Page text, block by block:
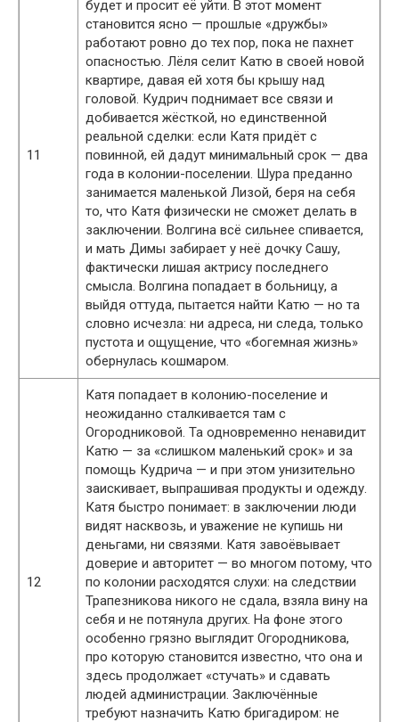
11
будет и просит её уйти. В этот момент
становится ясно — прошлые «дружбы»
работают ровно до тех пор, пока не пахнет
опасностью. Лёля селит Катю в своей новой
квартире, давая ей хотя бы крышу над
головой. Кудрич поднимает все связи и
добивается жёсткой, но единственной
реальной сделки: если Катя придёт с
повинной, ей дадут минимальный срок — два
года в колонии-поселении. Шура преданно
занимается маленькой Лизой, беря на себя
то, что Катя физически не сможет делать в
заключении. Волгина всё сильнее спивается,
и мать Димы забирает у неё дочку Сашу,
фактически лишая актрису последнего
смысла. Волгина попадает в больницу, а
выйдя оттуда, пытается найти Катю — но та
словно исчезла: ни адреса, ни следа, только
пустота и ощущение, что «богемная жизнь»
обернулась кошмаром.
12
Катя попадает в колонию-поселение и
неожиданно сталкивается там с
Огородниковой. Та одновременно ненавидит
Катю — за «слишком маленький срок» и за
помощь Кудрича — и при этом унизительно
заискивает, выпрашивая продукты и одежду.
Катя быстро понимает: в заключении люди
видят насквозь, и уважение не купишь ни
деньгами, ни связями. Катя завоёвывает
доверие и авторитет — во многом потому, что
по колонии расходятся слухи: на следствии
Трапезникова никого не сдала, взяла вину на
себя и не потянула других. На фоне этого
особенно грязно выглядит Огородникова,
про которую становится известно, что она и
здесь продолжает «стучать» и сдавать
людей администрации. Заключённые
требуют назначить Катю бригадиром: не